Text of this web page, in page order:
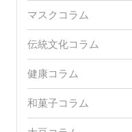
マスクコラム
伝統文化コラム
健康コラム
和菓子コラム